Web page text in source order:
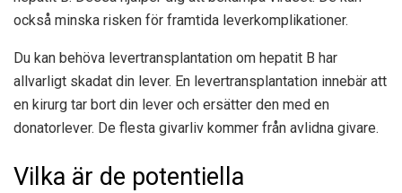
också minska risken för framtida leverkomplikationer.
Du kan behöva levertransplantation om hepatit B har
allvarligt skadat din lever. En levertransplantation innebär att
en kirurg tar bort din lever och ersätter den med en
donatorlever. De flesta givarliv kommer från avlidna givare.
Vilka är de potentiella